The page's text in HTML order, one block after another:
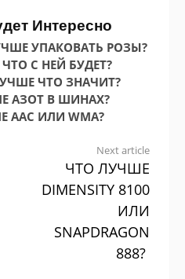
Интересно
УПАКОВАТЬ РОЗЫ?
С НЕЙ БУДЕТ?
ЧТО ЗНАЧИТ?
АЗОТ В ШИНАХ?
AAC ИЛИ WMA?
Next article
ЧТО ЛУЧШЕ
DIMENSITY 8100
ИЛИ
SNAPDRAGON
888?